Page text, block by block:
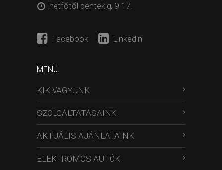
hétfőtől péntekig, 9-17.
Facebook Linkedin
MENÜ
KIK VAGYUNK
SZOLGÁLTATÁSAINK
AKTUÁLIS AJÁNLATAINK
ELEKTROMOS AUTÓK